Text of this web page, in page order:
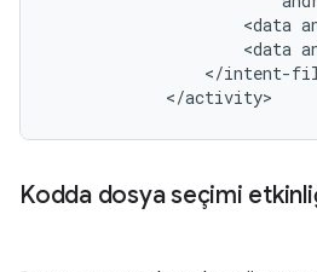
<data
<data
</activity>
Kodda dosya seçimi